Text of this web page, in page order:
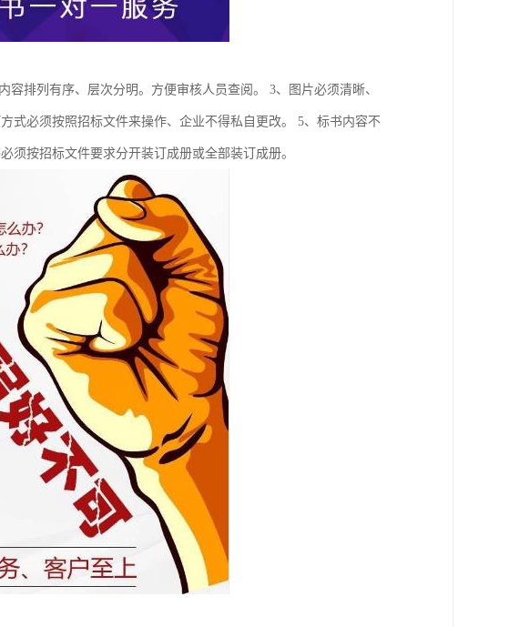
排列有序、层次分明。方便审核人员查阅。 3、图片必须清晰、
式必须按照招标文件来操作、企业不得私自更改。 5、标书内容不
须按招标文件要求分开装订成册或全部装订成册。